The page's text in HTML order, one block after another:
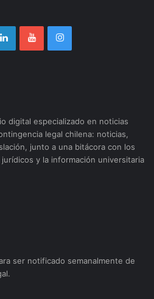
digital especializado en noticias
legal chilena: noticias,
junto a una bitácora con los
y la información universitaria
ser notificado semanalmente de